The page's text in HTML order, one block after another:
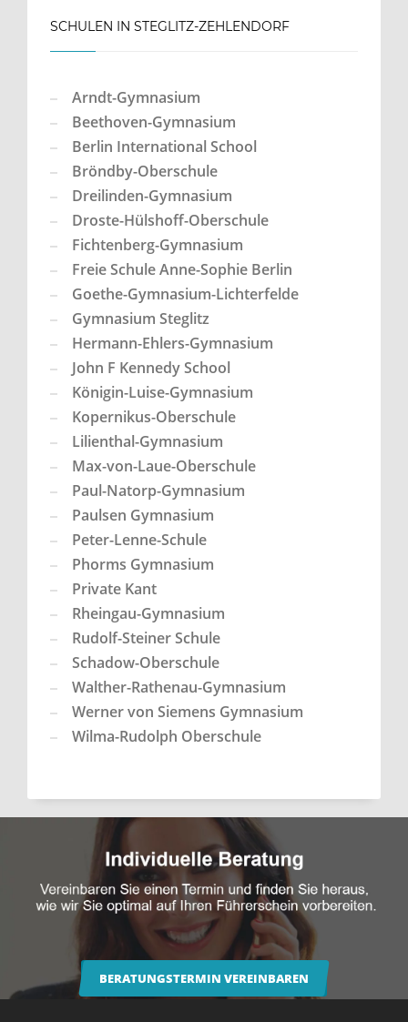
SCHULEN IN STEGLITZ-ZEHLENDORF
Arndt-Gymnasium
Beethoven-Gymnasium
Berlin International School
Bröndby-Oberschule
Dreilinden-Gymnasium
Droste-Hülshoff-Oberschule
Fichtenberg-Gymnasium
Freie Schule Anne-Sophie Berlin
Goethe-Gymnasium-Lichterfelde
Gymnasium Steglitz
Hermann-Ehlers-Gymnasium
John F Kennedy School
Königin-Luise-Gymnasium
Kopernikus-Oberschule
Lilienthal-Gymnasium
Max-von-Laue-Oberschule
Paul-Natorp-Gymnasium
Paulsen Gymnasium
Peter-Lenne-Schule
Phorms Gymnasium
Private Kant
Rheingau-Gymnasium
Rudolf-Steiner Schule
Schadow-Oberschule
Walther-Rathenau-Gymnasium
Werner von Siemens Gymnasium
Wilma-Rudolph Oberschule
BERATUNGSTERMIN VEREINBAREN